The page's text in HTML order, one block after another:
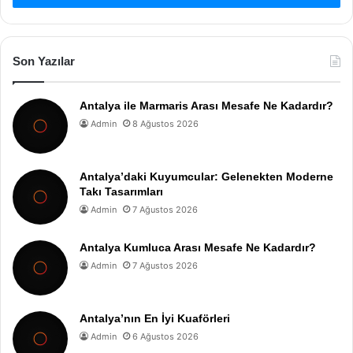
Son Yazılar
Antalya ile Marmaris Arası Mesafe Ne Kadardır?
Admin 8 Ağustos 2026
Antalya’daki Kuyumcular: Gelenekten Moderne
Takı Tasarımları
Admin 7 Ağustos 2026
Antalya Kumluca Arası Mesafe Ne Kadardır?
Admin 7 Ağustos 2026
Antalya’nın En İyi Kuaförleri
Admin 6 Ağustos 2026